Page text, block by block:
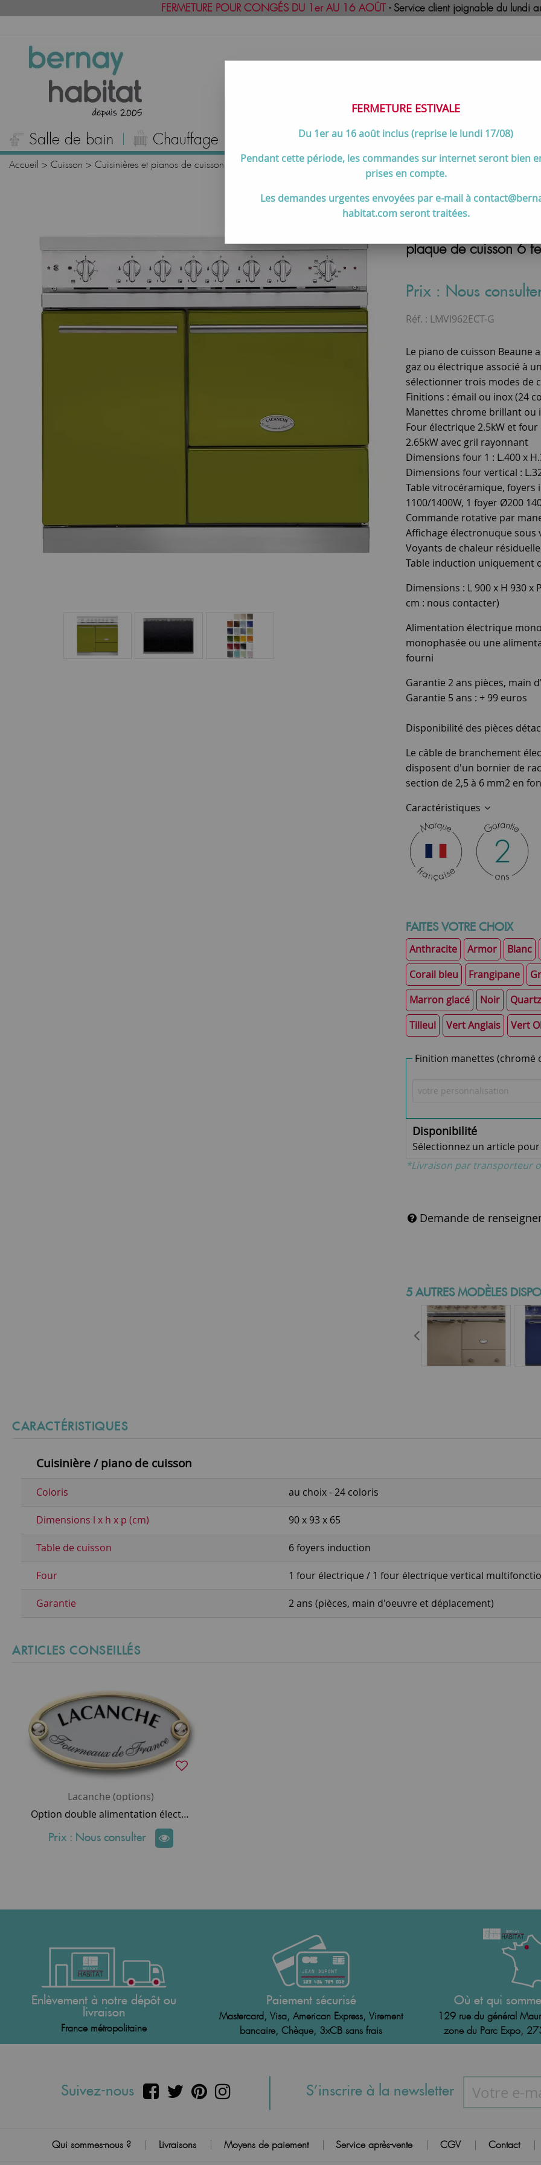
FERMETURE POUR CONGÉS DU 1er AU 16 AOÛT- Service client joignable du lundi
Salle de bain Chauffage Cuisson Meilleures ventes Contactez-
Accueil > Cuisson > Cuisinières et pianos de cuisson Pianos de cuisson 90 à 120 cm >Piano de cuisson Lacanche Bussy
Lacanche (70 à 100 cm)
plaque de cuisson 6
Prix : Nous
Réf. : LMVI962ECT-G
Le piano de cuisson Beaune
gaz ou électrique associé à
sélectionner trois modes de
Finitions : émail ou inox (24
Manettes chrome brillant ou
Four électrique 2.5kW et
2.65kW avec gril rayonnant
Dimensions four 1 : L.400 x
Dimensions four vertical :
Table vitrocéramique, foyers
1100/1400W, 1 foyer Ø200
Commande rotative par
Affichage électronuque
Voyants de chaleur résiduelle
Table induction uniquement
Dimensions : L 900 x H 930
cm : nous contacter)
Alimentation électrique
monophasée ou une
fourni
Garantie 2 ans pièces, main
Garantie 5 ans : + 99 euros
Disponibilité des pièces
Le câble de branchement
disposent d'un bornier de
section de 2,5 à 6 mm2 en
Caractéristiques
FAITES VOTRE CHOIX
Anthracite Armor
Blanc
Corail bleu
Frangipane
Marron glacé
Noir
Tilleul
Vert Anglais Vert
Finition manettes (chromé
Disponibilité
Sélectionnez un article
*Livraison par transporteur
Demande de
5 AUTRES MODÈLES
CARACTÉRISTIQUES
Cuisinière / piano de cuisson
Coloris au choix - 24 coloris
Dimensions l x h x p (cm) 90 x 93 x 65
Table de cuisson 6 foyers induction
Four 1 four électrique / 1 four électrique vertical
Garantie 2 ans (pièces, main d'oeuvre et déplacement)
ARTICLES CONSEILLÉS
Lacanche (options)
Option double alimentation électrique monophasée 230 volts ou simple alimentation triphasée 400 volts
Prix : Nous consulter
Enlèvement à notre dépôt ou
livraison
France métropolitaine
Paiement sécurisé
Mastercard, Visa, American Express, Virement
bancaire, Chèque, 3xCB sans frais
Où et qui
129 rue du général
zone du Parc Expo,
Suivez-nous S’inscrire à la newsletter
Qui sommes-nous ? Livraisons Moyens de paiement Service après-vente CGV Contact
FERMETURE ESTIVALE
Du 1er au 16 août inclus (reprise le lundi 17/08)
Pendant cette période, les commandes sur internet seront bien
prises en compte.
Les demandes urgentes envoyées par e-mail à
habitat.com seront traitées.